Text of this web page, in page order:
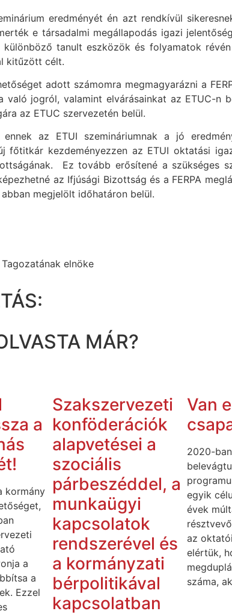
eredményét én azt rendkívül
e társadalmi megállapodás igazi
különböző tanult eszközök és folyamatok
kitűzött célt.
adott számomra megmagyarázni a
való jogról, valamint elvárásainkat az ETUC-n
az ETUC szervezetén belül.
ennek az ETUI szemináriumnak a jó
főtitkár kezdeményezzen az ETUI oktatási
Ez tovább erősítené a szükséges
az Ifjúsági Bizottság és a FERPA
megjelölt időhatáron belül.
elnöke
MÁR?
a
kormány
a
a
Ezzel
Szakszervezeti
konföderációk
alapvetései a
szociális
párbeszéddel, a
munkaügyi
kapcsolatok
rendszerével és
a kormányzati
bérpolitikával
kapcsolatban
Van
2020-
egyik
évek
az
elértük,
száma,